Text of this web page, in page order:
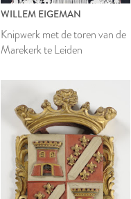
WILLEM EIGEMAN
Knipwerk met de toren van de
Marekerk te Leiden